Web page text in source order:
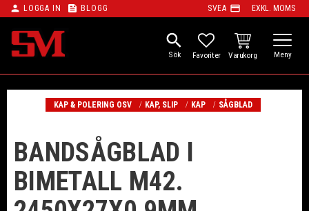
Meny
person LOGGA IN feed BLOGG SVEA payment EXKL. MOMS
search
FAVORITER
KUNDVAGN
KAP & POLERING OSV KAP, SLIP KAP SÅGBLAD
BANDSÅGBLAD I
BIMETALL M42.